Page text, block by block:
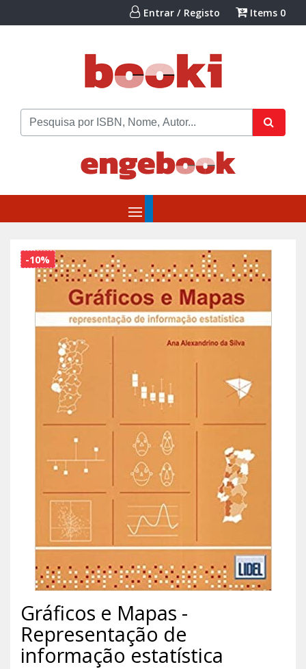
Entrar / Registo Items 0
-10%
Gráficos e Mapas -
Representação de
informação estatística